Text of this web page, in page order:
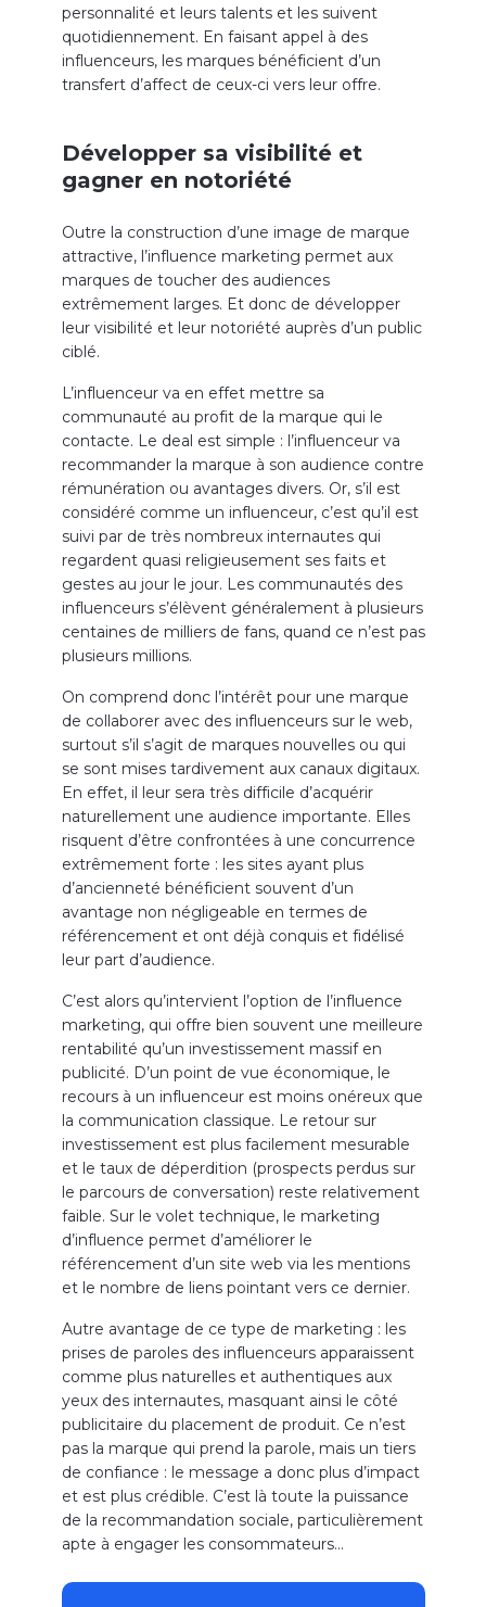
personnalité et leurs talents et les suivent
quotidiennement. En faisant appel à des
influenceurs, les marques bénéficient d’un
transfert d’affect de ceux-ci vers leur offre.
Développer sa visibilité et
gagner en notoriété
Outre la construction d’une image de marque
attractive, l’influence marketing permet aux
marques de toucher des audiences
extrêmement larges. Et donc de développer
leur visibilité et leur notoriété auprès d’un public
ciblé.
L’influenceur va en effet mettre sa
communauté au profit de la marque qui le
contacte. Le deal est simple : l’influenceur va
recommander la marque à son audience contre
rémunération ou avantages divers. Or, s’il est
considéré comme un influenceur, c’est qu’il est
suivi par de très nombreux internautes qui
regardent quasi religieusement ses faits et
gestes au jour le jour. Les communautés des
influenceurs s’élèvent généralement à plusieurs
centaines de milliers de fans, quand ce n’est pas
plusieurs millions.
On comprend donc l’intérêt pour une marque
de collaborer avec des influenceurs sur le web,
surtout s’il s’agit de marques nouvelles ou qui
se sont mises tardivement aux canaux digitaux.
En effet, il leur sera très difficile d’acquérir
naturellement une audience importante. Elles
risquent d’être confrontées à une concurrence
extrêmement forte : les sites ayant plus
d’ancienneté bénéficient souvent d’un
avantage non négligeable en termes de
référencement et ont déjà conquis et fidélisé
leur part d’audience.
C’est alors qu’intervient l’option de l’influence
marketing, qui offre bien souvent une meilleure
rentabilité qu’un investissement massif en
publicité. D’un point de vue économique, le
recours à un influenceur est moins onéreux que
la communication classique. Le retour sur
investissement est plus facilement mesurable
et le taux de déperdition (prospects perdus sur
le parcours de conversation) reste relativement
faible. Sur le volet technique, le marketing
d’influence permet d’améliorer le
référencement d’un site web via les mentions
et le nombre de liens pointant vers ce dernier.
Autre avantage de ce type de marketing : les
prises de paroles des influenceurs apparaissent
comme plus naturelles et authentiques aux
yeux des internautes, masquant ainsi le côté
publicitaire du placement de produit. Ce n’est
pas la marque qui prend la parole, mais un tiers
de confiance : le message a donc plus d’impact
et est plus crédible. C’est là toute la puissance
de la recommandation sociale, particulièrement
apte à engager les consommateurs…